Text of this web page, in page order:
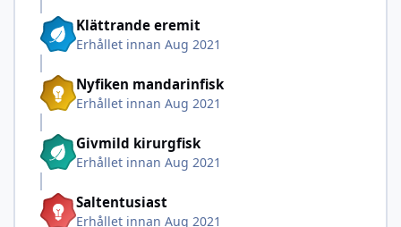
Klättrande eremit
Erhållet innan Aug 2021
Nyfiken mandarinfisk
Erhållet innan Aug 2021
Givmild kirurgfisk
Erhållet innan Aug 2021
Saltentusiast
Erhållet innan Aug 2021